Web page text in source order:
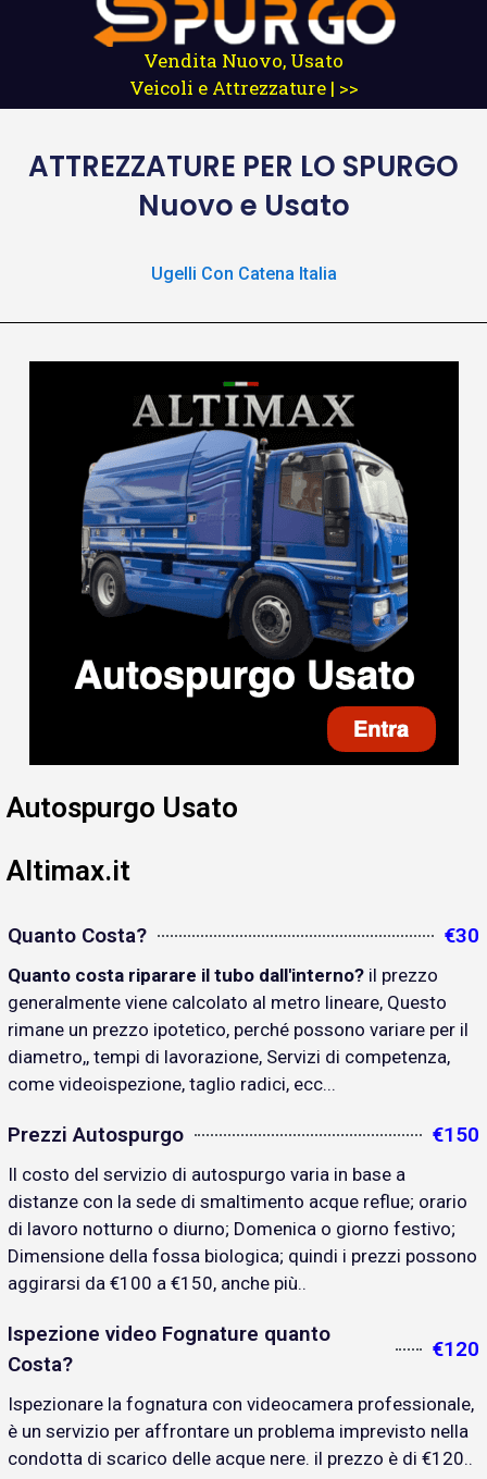
Vendita Nuovo, Usato
Veicoli e Attrezzature | >>
ATTREZZATURE PER LO SPURGO
Nuovo e Usato
Ugelli Con Catena Italia
Autospurgo Usato
Altimax.it
Quanto Costa? €30
Quanto costa riparare il tubo dall'interno? il prezzo
generalmente viene calcolato al metro lineare, Questo
rimane un prezzo ipotetico, perché possono variare per il
diametro,, tempi di lavorazione, Servizi di competenza,
come videoispezione, taglio radici, ecc...
Prezzi Autospurgo €150
Il costo del servizio di autospurgo varia in base a
distanze con la sede di smaltimento acque reflue; orario
di lavoro notturno o diurno; Domenica o giorno festivo;
Dimensione della fossa biologica; quindi i prezzi possono
aggirarsi da €100 a €150, anche più..
Ispezione video Fognature quanto
Costa?
€120
Ispezionare la fognatura con videocamera professionale,
è un servizio per affrontare un problema imprevisto nella
condotta di scarico delle acque nere. il prezzo è di €120..